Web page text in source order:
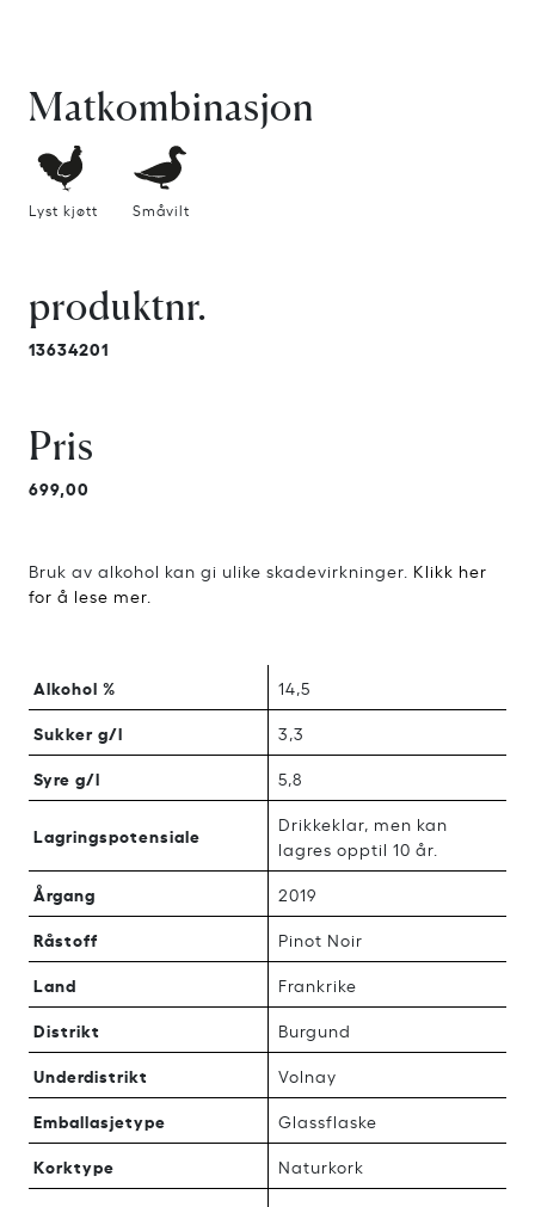
Matkombinasjon
Lyst kjøtt Småvilt
produktnr.
13634201
Pris
699,00
Bruk av alkohol kan gi ulike skadevirkninger. Klikk her
for å lese mer.
Alkohol % 14,5
Sukker g/l 3,3
Syre g/l 5,8
Lagringspotensiale
Drikkeklar, men kan
lagres opptil 10 år.
Årgang 2019
Råstoff Pinot Noir
Land Frankrike
Distrikt Burgund
Underdistrikt Volnay
Emballasjetype Glassflaske
Korktype Naturkork